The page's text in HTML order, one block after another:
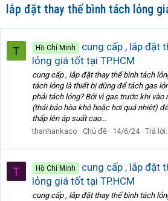
lắp đặt thay thế bình tách lỏng
T Hồ Chí Minh
cung cấp , lắp đặt
lỏng giá tốt tại TP.HCM
cung cấp , lắp đặt thay thế bình tách
tách lỏng là thiết bị dùng để tách gas
phải tách lỏng? Bởi vì gas trước khi vào
(thái bảo hòa khô hoặc hơi quá nhiệt)
thấp lên áp suất cao...
thanhankaco
Chủ đề 14/6/24 Trả
T Hồ Chí Minh
cung cấp , lắp đặt
lỏng giá tốt tại TP.HCM
cung cấp , lắp đặt thay thế bình tách